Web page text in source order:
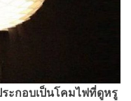
ะกอบเป็นโคมไฟที่ดูหรู